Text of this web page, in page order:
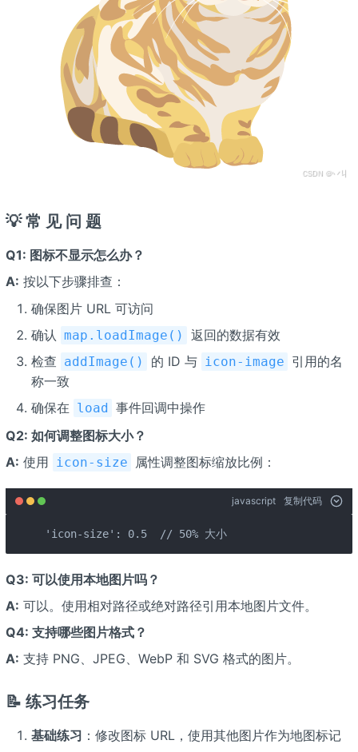
💡 常 见 问 题
Q1: 图标不显示怎么办？
A: 按以下步骤排查：
确保图片 URL 可访问
确认 map.loadImage()
返回的数据有效
检查 addImage() 的 ID 与 icon-image 引用的名
称一致
确保在 load
事件回调中操作
Q2: 如何调整图标大小？
A: 使用 icon-size 属性调整图标缩放比例：
javascript 复制代码
'icon-size': 0.5  // 50% 大小
Q3: 可以使用本地图片吗？
A: 可以。使用相对路径或绝对路径引用本地图片文件。
Q4: 支持哪些图片格式？
A: 支持 PNG、JPEG、WebP 和 SVG 格式的图片。
📝 练习任务
基础练习 ：修改图标 URL，使用其他图片作为地图标记